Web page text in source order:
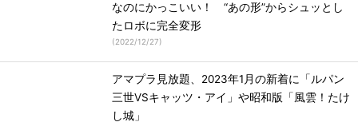
なのにかっこいい！ “あの形”からシュッとし
たロボに完全変形
(2022/12/27)
アマプラ見放題、2023年1月の新着に「ルパン
三世VSキャッツ・アイ」や昭和版「風雲！たけ
し城」